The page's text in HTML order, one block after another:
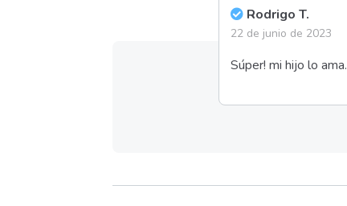
Rodrigo T.
22 de junio de 2023
Súper! mi hijo lo ama.